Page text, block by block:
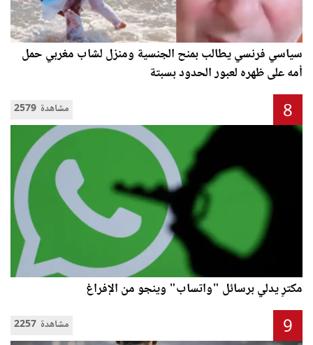
سياسي فرنسي يطالب بمنح الجنسية ومنزل لشاب مغربي حمل
أمه على ظهره لعبور الحدود بسبتة
2579 مشاهدة 8
مكترٍ يدلي برسائل "واتساب" وينجو من الإفراغ
2257 مشاهدة 9